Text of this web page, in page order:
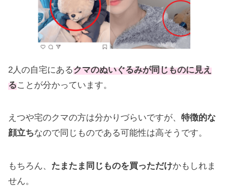
2人の自宅にあるクマのぬいぐるみが同じものに見え
ることが分かっています。
えつや宅のクマの方は分かりづらいですが、特徴的な
顔立ちなので同じものである可能性は高そうです。
もちろん、 たまたま同じものを買っただけかもしれま
せん。